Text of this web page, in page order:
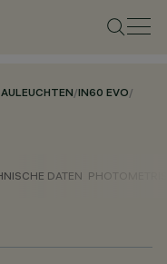
/IN60 EVO/
DATEN